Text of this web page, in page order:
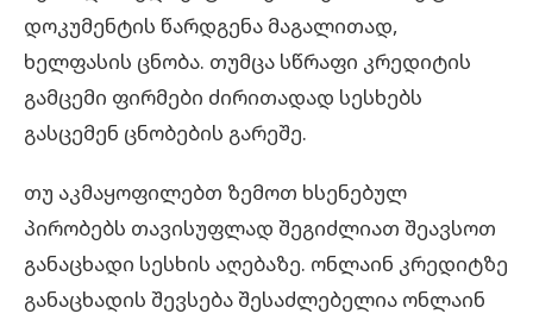
დოკუმენტის წარდგენა მაგალითად,
ხელფასის ცნობა. თუმცა სწრაფი კრედიტის
გამცემი ფირმები ძირითადად სესხებს
გასცემენ ცნობების გარეშე.
თუ აკმაყოფილებთ ზემოთ ხსენებულ
პირობებს თავისუფლად შეგიძლიათ შეავსოთ
განაცხადი სესხის აღებაზე. ონლაინ კრედიტზე
განაცხადის შევსება შესაძლებელია ონლაინ